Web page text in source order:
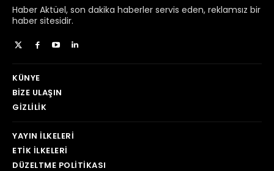
Haber Aktüel, son dakika haberler servis eden, reklamsız bir
haber sitesidir.
KÜNYE
BIZE ULAŞIN
GIZLILIK
YAYIN İLKELERI
ETIK İLKELERI
DÜZELTME POLITIKASI